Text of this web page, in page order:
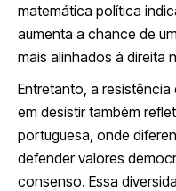
matemática política
aumenta a chance de
mais alinhados à direita
Entretanto, a
em desistir também
portuguesa, onde
defender valores
consenso. Essa